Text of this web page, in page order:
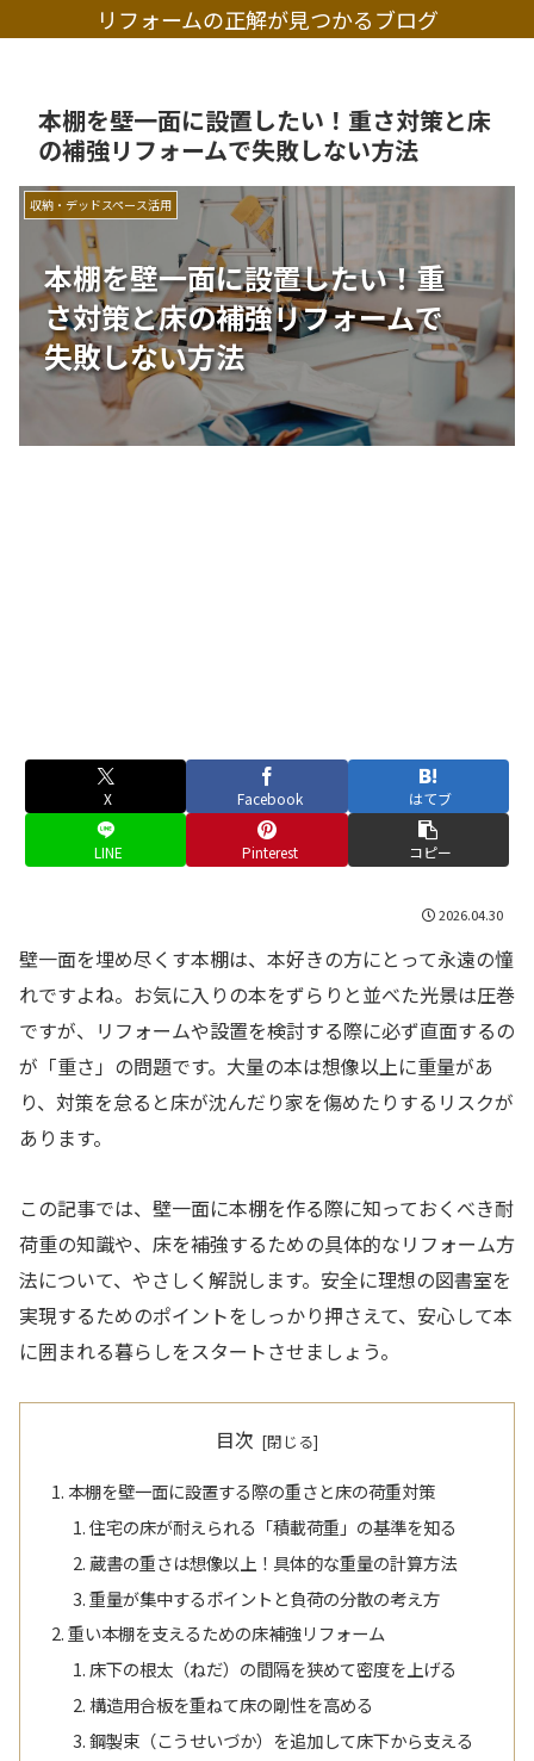
リフォームの正解が見つかるブログ
本棚を壁一面に設置したい！重さ対策と床
の補強リフォームで失敗しない方法
本棚を壁一面に設置したい！重
さ対策と床の補強リフォームで
失敗しない方法
収納・デッドスペース活用
X Facebook はてブ
LINE Pinterest コピー
2026.04.30
壁一面を埋め尽くす本棚は、本好きの方にとって永遠の憧
れですよね。お気に入りの本をずらりと並べた光景は圧巻
ですが、リフォームや設置を検討する際に必ず直面するの
が「重さ」の問題です。大量の本は想像以上に重量があ
り、対策を怠ると床が沈んだり家を傷めたりするリスクが
あります。
この記事では、壁一面に本棚を作る際に知っておくべき耐
荷重の知識や、床を補強するための具体的なリフォーム方
法について、やさしく解説します。安全に理想の図書室を
実現するためのポイントをしっかり押さえて、安心して本
に囲まれる暮らしをスタートさせましょう。
目次
本棚を壁一面に設置する際の重さと床の荷重対策
住宅の床が耐えられる「積載荷重」の基準を知る
蔵書の重さは想像以上！具体的な重量の計算方法
重量が集中するポイントと負荷の分散の考え方
重い本棚を支えるための床補強リフォーム
床下の根太（ねだ）の間隔を狭めて密度を上げる
構造用合板を重ねて床の剛性を高める
鋼製束（こうせいづか）を追加して床下から支える